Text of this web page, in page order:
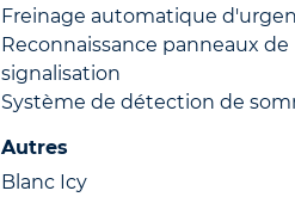
Freinage automatique
Reconnaissance panneaux de
signalisation
Système de détection de
Autres
Blanc Icy